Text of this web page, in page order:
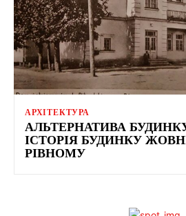
АРХІТЕКТУРА
АЛЬТЕРНАТИВА
ІСТОРІЯ БУДИНКУ
РІВНОМУ